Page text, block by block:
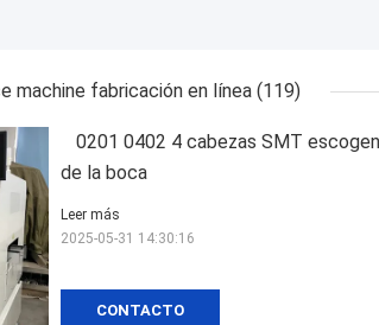
machine fabricación en línea (119)
0201 0402 4 cabezas SMT
de la boca
CONTACTO
Leer más
2025-05-31 14:30:16